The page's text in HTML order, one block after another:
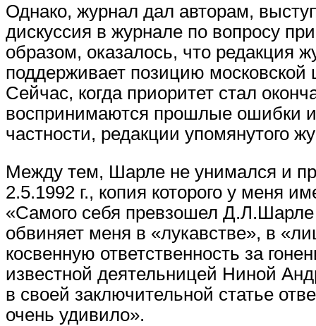
Однако, журнал дал авторам,
дискуссия в журнале по вопросу
образом, оказалось, что редакция
поддерживает позицию
Сейчас, когда приоритет стал
воспринимаются прошлые ошибки и
частности, редакции упомянутого
Между тем, Шарле не унимался и
2.5.1992 г., копия которого у меня
«Самого себя превзошел Д.Л.Шарле
обвиняет меня в «лукавстве», в
косвенную ответственность за
известной деятельницей Ниной
в своей заключительной статье
очень удивило».